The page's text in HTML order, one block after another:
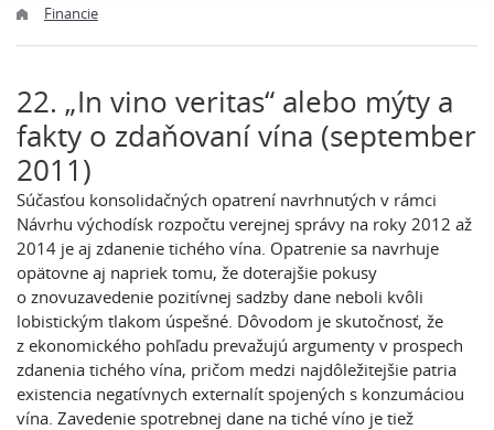
Financie
22. „In vino veritas“ alebo mýty a
fakty o zdaňovaní vína (september
2011)
Súčasťou konsolidačných opatrení navrhnutých v rámci
Návrhu východísk rozpočtu verejnej správy na roky 2012 až
2014 je aj zdanenie tichého vína. Opatrenie sa navrhuje
opätovne aj napriek tomu, že doterajšie pokusy
o znovuzavedenie pozitívnej sadzby dane neboli kvôli
lobistickým tlakom úspešné. Dôvodom je skutočnosť, že
z ekonomického pohľadu prevažujú argumenty v prospech
zdanenia tichého vína, pričom medzi najdôležitejšie patria
existencia negatívnych externalít spojených s konzumáciou
vína. Zavedenie spotrebnej dane na tiché víno je tiež